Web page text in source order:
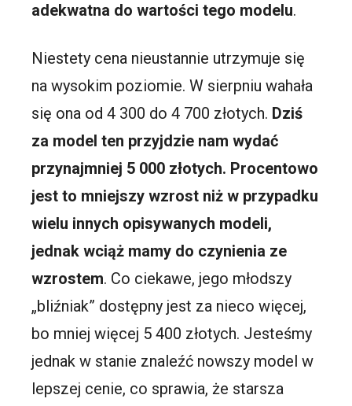
adekwatna do wartości tego modelu.
Niestety cena nieustannie utrzymuje się
na wysokim poziomie. W sierpniu wahała
się ona od 4 300 do 4 700 złotych. Dziś
za model ten przyjdzie nam wydać
przynajmniej 5 000 złotych. Procentowo
jest to mniejszy wzrost niż w przypadku
wielu innych opisywanych modeli,
jednak wciąż mamy do czynienia ze
wzrostem. Co ciekawe, jego młodszy
„bliźniak” dostępny jest za nieco więcej,
bo mniej więcej 5 400 złotych. Jesteśmy
jednak w stanie znaleźć nowszy model w
lepszej cenie, co sprawia, że starsza